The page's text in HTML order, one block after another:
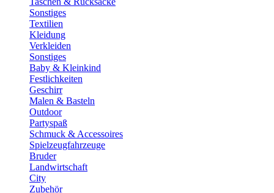
Sonstiges
Textilien
Kleidung
Verkleiden
Sonstiges
Baby & Kleinkind
Festlichkeiten
Geschirr
Malen & Basteln
Outdoor
Partyspaß
Schmuck & Accessoires
Spielzeugfahrzeuge
Bruder
Landwirtschaft
City
Zubehör